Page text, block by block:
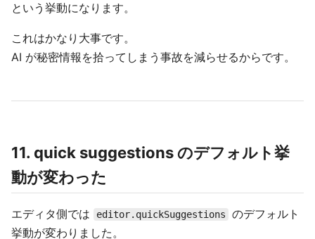
という挙動になります。
これはかなり大事です。
AI が秘密情報を拾ってしまう事故を減らせるからです。
11. quick suggestions のデフォルト挙
動が変わった
エディタ側では editor.quickSuggestions
のデフォルト
挙動が変わりました。